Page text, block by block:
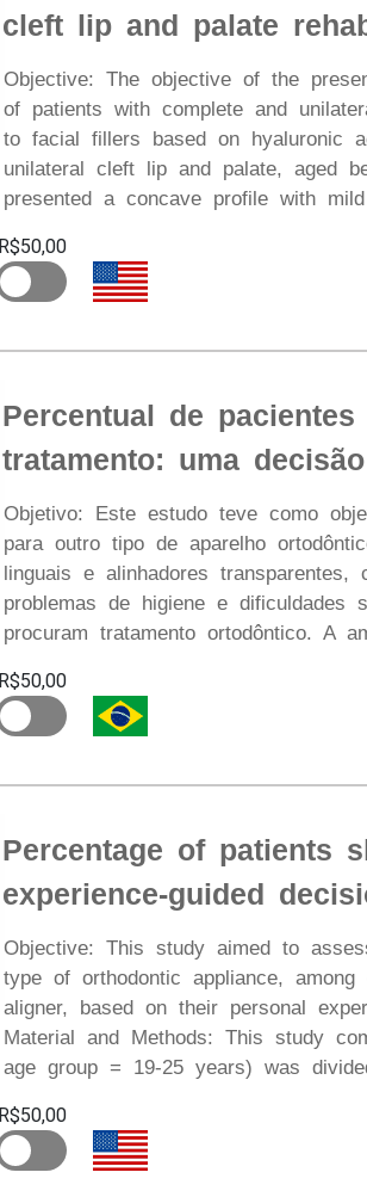
cleft lip and palate
Objective: The objective of the
of patients with complete and
to facial fillers based on hyaluronic
unilateral cleft lip and palate, aged
presented a concave profile with
R$50,00
Percentual de
tratamento: uma
Objetivo: Este estudo teve como
para outro tipo de aparelho
linguais e alinhadores
problemas de higiene e dificuldades
procuram tratamento ortodôntico. A
R$50,00
Percentage of patients
experience-guided
Objective: This study aimed to
type of orthodontic appliance,
aligner, based on their personal
Material and Methods: This study
age group = 19-25 years) was
R$50,00